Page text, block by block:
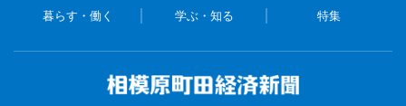
暮らす・働く 学ぶ・知る 特集